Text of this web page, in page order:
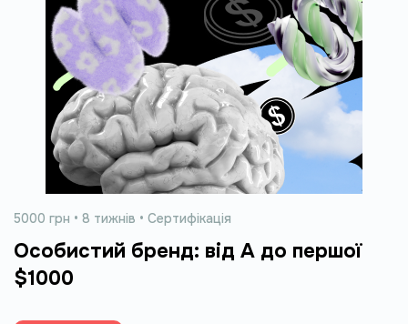
5000 грн • 8 тижнів • Сертифікація
Особистий бренд: від А до першої
$1000